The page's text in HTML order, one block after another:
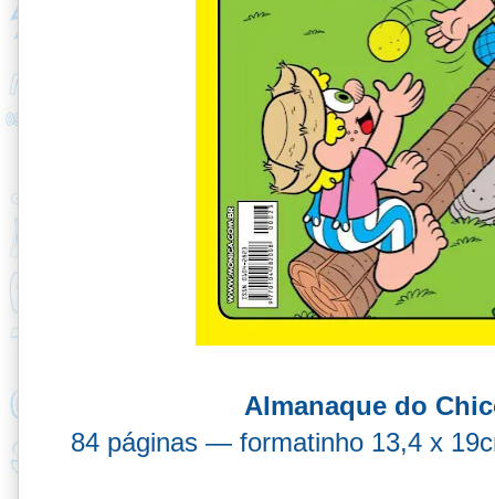
Almanaque do
84 páginas — formatinho 13,4 x